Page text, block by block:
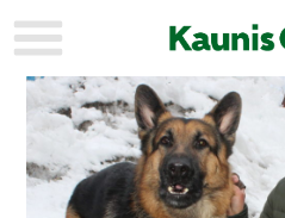
KAUPUNKI
STADEN
AJANKOHTAISTA
AKTUELLT
URHEILU
IDROTT